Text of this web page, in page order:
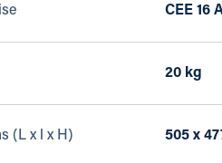
CEE 16
20 kg
(L x l x H) 505 x